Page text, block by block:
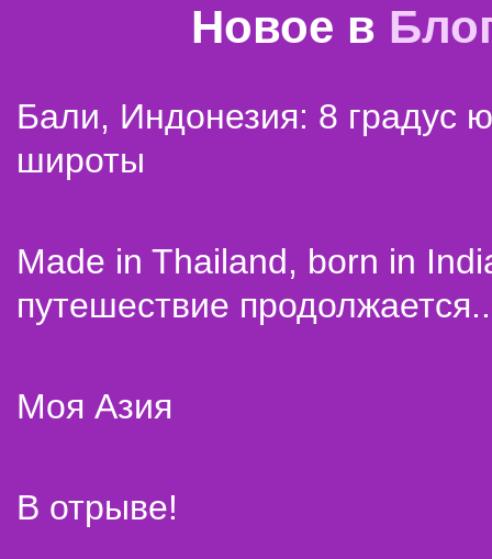
Новое в
Бали, Индонезия: 8 градус
широты
Made in Thailand, born in
путешествие
Моя Азия
В отрыве!